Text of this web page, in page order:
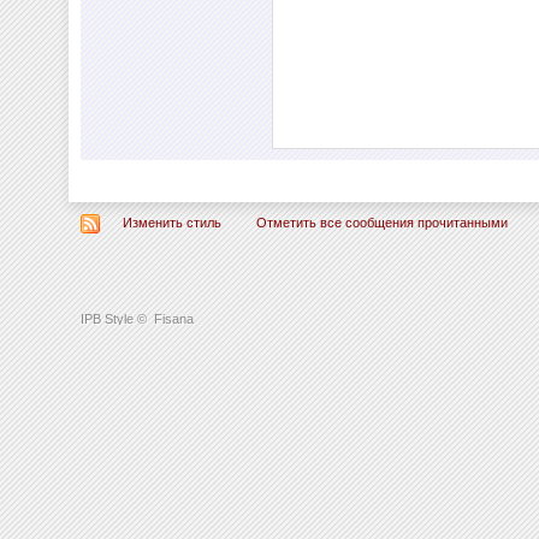
IPB Style © Fisana
Изменить стиль Отметить все сообщения прочитанными